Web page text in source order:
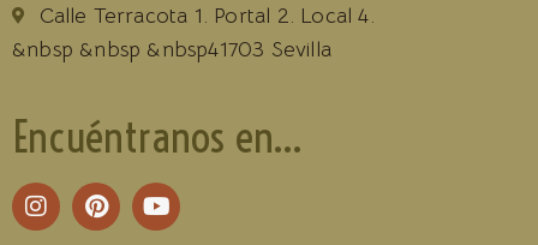
Calle Terracota 1. Portal 2. Local 4.
&nbsp &nbsp &nbsp41703 Sevilla
Encuéntranos en...